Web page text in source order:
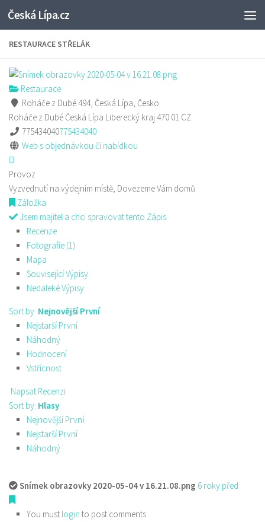
Skip to content
Česká Lípa.cz
RESTAURACE STŘELÁK
Restaurace
Roháče z Dubé 494, Česká Lípa, Česko
Roháče z Dubé Česká Lípa Liberecký kraj470 01 CZ
775434040775434040
Web s objednávkou či nabídkou
Provoz
Vyzvednutí na výdejním místě, Dovezeme Vám domů
Záložka
Jsem majitel a chci spravovat tento Zápis
Recenze
Fotografie (1)
Mapa
Související Výpisy
Nedaleké Výpisy
Sort by: Nejnovější První
Nejstarší První
Náhodný
Hodnocení
Vstřícnost
Napsat Recenzi
Sort by: Hlasy
Nejnovější První
Nejstarší První
Náhodný
Snímek obrazovky 2020-05-04 v 16.21.08.png 6 roky před
You must login to post comments